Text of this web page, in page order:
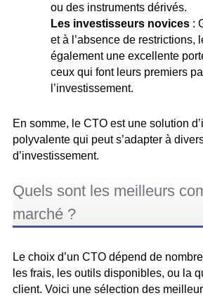
ou des instruments dérivés.
Les investisseurs novices :
et à l’absence de restrictions,
également une excellente
ceux qui font leurs premiers
l’investissement.
En somme, le CTO est une solution
polyvalente qui peut s’adapter à
d’investissement.
Quels sont les meilleurs
marché ?
Le choix d’un CTO dépend de
les frais, les outils disponibles, ou la
client. Voici une sélection des